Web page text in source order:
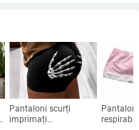
Pantaloni scurți
imprimați